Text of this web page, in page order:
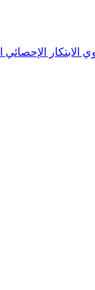
الابتكار الإحصائي